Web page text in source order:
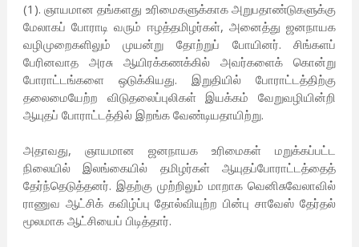
(1). ஞாயமான தங்களது உரிமைகளுக்காக அறுபதாண்டுகளுக்கு
மேலாகப் போராடி வரும் ஈழத்தமிழர்கள், அனைத்து ஜனநாயக
வழிமுறைகளிலும் முயன்று தோற்றுப் போயினர். சிங்களப்
பேரினவாத அரசு ஆயிரக்கணக்கில் அவர்களைக் கொன்று
போராட்டங்களை ஒடுக்கியது. இறுதியில் போராட்டத்திற்கு
தலைமையேற்ற விடுதலைப்புலிகள் இயக்கம் வேறுவழியின்றி
ஆயுதப் போராட்டத்தில் இறங்க வேண்டியதாயிற்று.
அதாவது, ஞாயமான ஜனநாயக உரிமைகள் மறுக்கப்பட்ட
நிலையில் இலங்கையில் தமிழர்கள் ஆயுதப்போராட்டத்தைத்
தேர்ந்தெடுத்தனர். இதற்கு முற்றிலும் மாறாக வெனிசுவேலாவில்
ராணுவ ஆட்சிக் கவிழ்ப்பு தோல்வியுற்ற பின்பு சாவேஸ் தேர்தல்
மூலமாக ஆட்சியைப் பிடித்தார்.